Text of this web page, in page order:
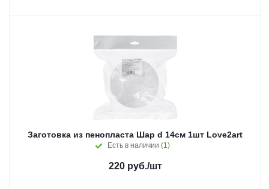
Заготовка из пенопласта Шар d 14см 1шт Love2art
Есть в наличии (1)
220руб./шт